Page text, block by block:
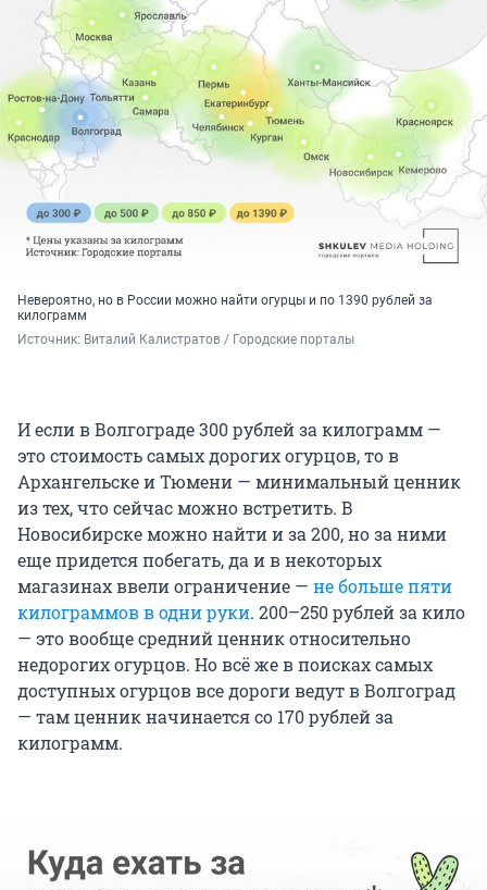
Невероятно, но в России можно найти огурцы и по 1390 рублей за
килограмм
Источник: Виталий Калистратов / Городские порталы
И если в Волгограде 300 рублей за килограмм —
это стоимость самых дорогих огурцов, то в
Архангельске и Тюмени — минимальный ценник
из тех, что сейчас можно встретить. В
Новосибирске можно найти и за 200, но за ними
еще придется побегать, да и в некоторых
магазинах ввели ограничение — не больше пяти
килограммов в одни руки. 200–250 рублей за кило
— это вообще средний ценник относительно
недорогих огурцов. Но всё же в поисках самых
доступных огурцов все дороги ведут в Волгоград
— там ценник начинается со 170 рублей за
килограмм.